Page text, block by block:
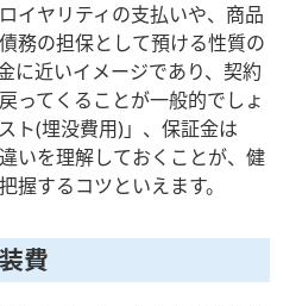
イヤリティの支払いや、商品
務の担保として預ける性質の
に近いイメージであり、契約
ってくることが一般的でしょ
ト(埋没費用)」、保証金は
いを理解しておくことが、健
握するコツといえます。
費